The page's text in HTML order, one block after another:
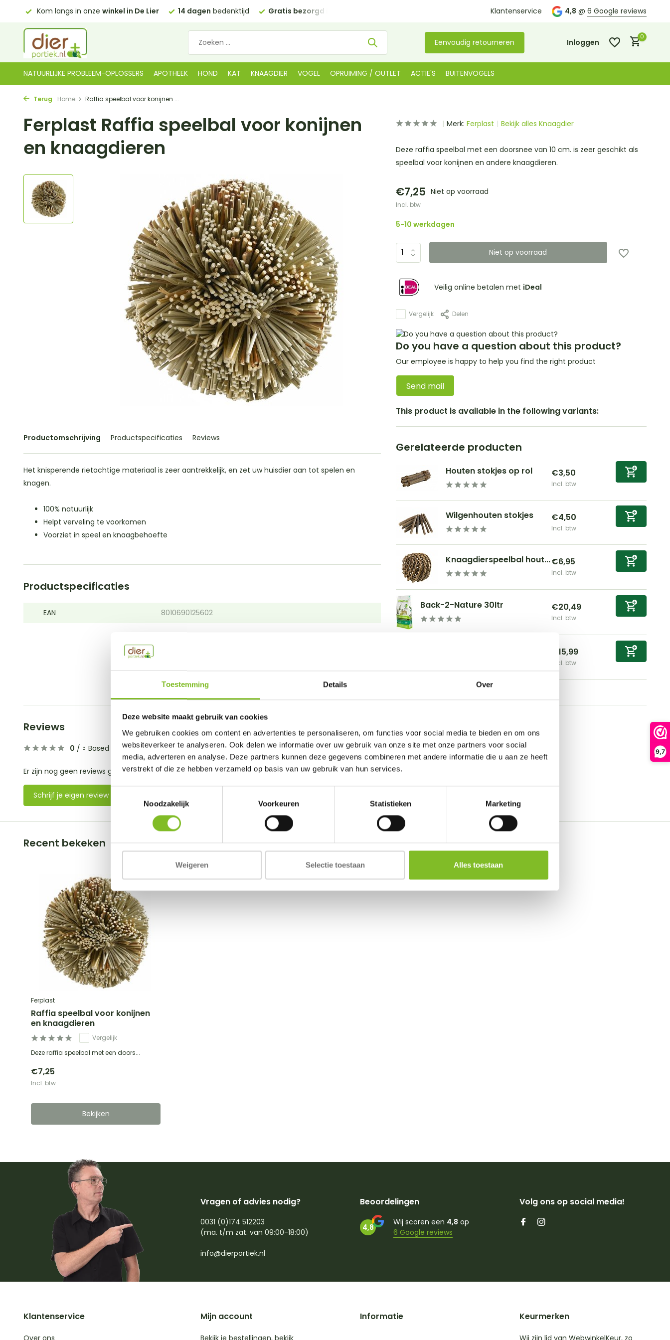
Toestemming Details Over
Deze website maakt gebruik van cookies
We gebruiken cookies om content en advertenties te personaliseren, om functies voor social media te bieden en om ons
websiteverkeer te analyseren. Ook delen we informatie over uw gebruik van onze site met onze partners voor social
media, adverteren en analyse. Deze partners kunnen deze gegevens combineren met andere informatie die u aan ze heeft
verstrekt of die ze hebben verzameld op basis van uw gebruik van hun services.
Noodzakelijk
Voorkeuren Statistieken Marketing
Weigeren Selectie toestaan Alles toestaan
9,7
Kom langs in onze winkel in De Lier 14 dagen bedenktijd Gratis bezorgd in NL Kom langs in onzewinkel in De Lier
Klantenservice 4,8 @ 6 Google reviews
Eenvoudig retourneren Inloggen
Account aanmaken
0
NATUURLIJKE PROBLEEM-OPLOSSERS APOTHEEK HOND KAT KNAAGDIER VOGEL OPRUIMING / OUTLET ACTIE'S BUITENVOGELS
Terug Home Raffia speelbal voor konijnen ...
Ferplast Raffia speelbal voor konijnen
en knaagdieren
Productomschrijving Productspecificaties Reviews
Het knisperende rietachtige materiaal is zeer aantrekkelijk, en zet uw huisdier aan tot spelen en
knagen.
100% natuurlijk
Helpt verveling te voorkomen
Voorziet in speel en knaagbehoefte
Productspecificaties
EAN 8010690125602
Merk: Ferplast Bekijk alles Knaagdier
Deze raffia speelbal met een doorsnee van 10 cm. is zeer geschikt als
speelbal voor konijnen en andere knaagdieren.
€7,25 Niet op voorraad
Incl. btw
5-10 werkdagen
Niet op voorraad
Veilig online betalen met iDeal
Vergelijk Delen
Do you have a question about this product?
Our employee is happy to help you find the right product
Send mail
This product is available in the following variants:
Gerelateerde producten
Houten stokjes op rol €3,50
Incl. btw
Wilgenhouten stokjes €4,50
Incl. btw
Knaagdierspeelbal hout...€6,95
Incl. btw
Back-2-Nature 30ltr €20,49
Incl. btw
€15,99
Incl. btw
Reviews
0 / 5 Based on 0 reviews
Er zijn nog geen reviews geschreven over dit product..
Schrijf je eigen review
Recent bekeken
Ferplast
Raffia speelbal voor konijnen
en knaagdieren
Vergelijk
Deze raffia speelbal met een doors...
€7,25
Incl. btw
Bekijken
Vragen of advies nodig?
0031 (0)174 512203
(ma. t/m zat. van 09:00-18:00)
info@dierportiek.nl
Beoordelingen
4,8
Wij scoren een 4,8 op
6 Google reviews
Volg ons op social media!
Klantenservice
Over ons
Mijn account
Bekijk je bestellingen, bekijk
Informatie Keurmerken
Wij zijn lid van WebwinkelKeur, zo